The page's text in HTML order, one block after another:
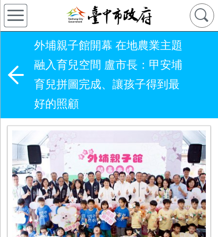
外埔親子館開幕 在地農業主題
融入育兒空間 盧市長：甲安埔
育兒拼圖完成、讓孩子得到最
好的照顧